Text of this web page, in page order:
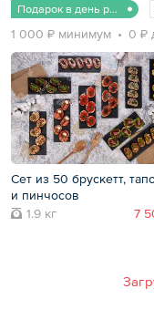
Подарок в день рождения
1 000 ₽ минимум 0 ₽
Сет из 50 брускетт,
и пинчосов
1.9 кг
7